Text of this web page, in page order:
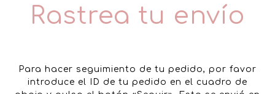
Rastrea tu envío
Para hacer seguimiento de tu pedido, por favor
introduce el ID de tu pedido en el cuadro de